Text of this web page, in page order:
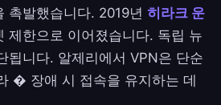
촉발했습니다. 2019년 히라크 운
제한으로 이어졌습니다. 독립 뉴
됩니다. 알제리에서 VPN은 단순
� 장애 시 접속을 유지하는 데